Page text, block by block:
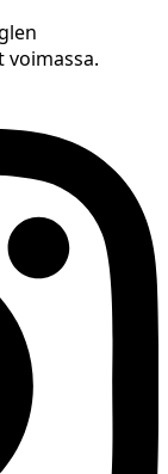
voimassa.